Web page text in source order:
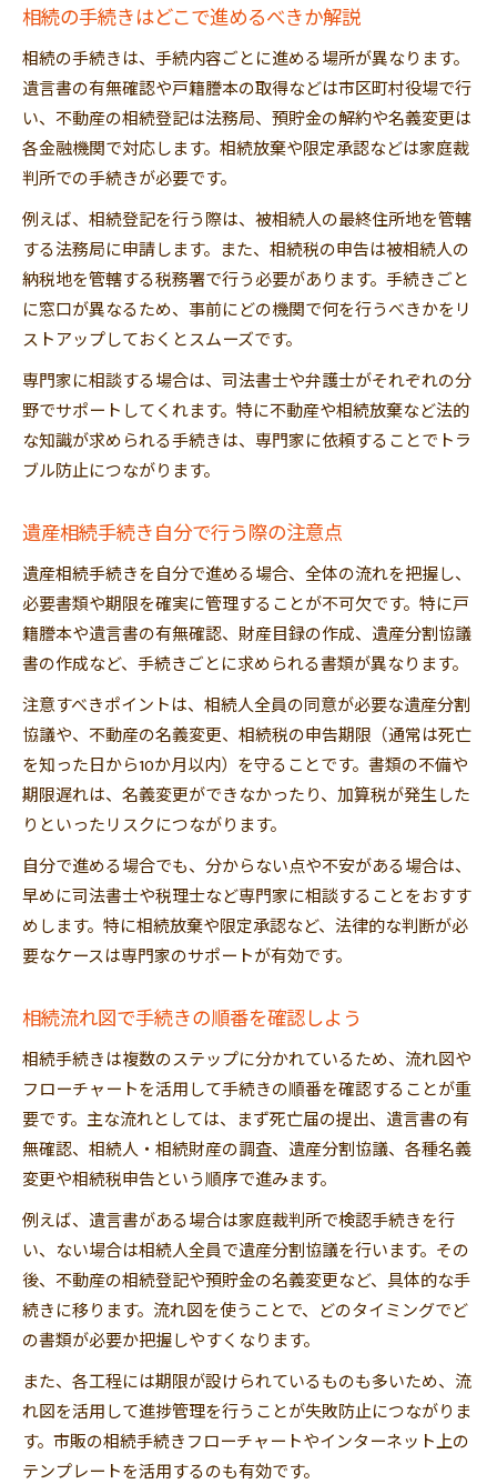
遺産分割協議書作成後の流れと注意点
公平な相続分配を実現する協議の進め方
遺産相続協議で揉めないための実践策
相続手続きを自分でする際のリスク対策法
相続手続きを自分で進める際の落とし穴
相続の流れを把握し失敗を防ぐ方法
司法書士に頼む場合と自分でする違い
相続放棄や限定承認の手続き上の注意
相続登記や法務局手続き時のリスク管理
相続の手続きはどこで進めるべきか解説
相続の手続きは、手続内容ごとに進める場所が異なります。
遺言書の有無確認や戸籍謄本の取得などは市区町村役場で行
い、不動産の相続登記は法務局、預貯金の解約や名義変更は
各金融機関で対応します。相続放棄や限定承認などは家庭裁
判所での手続きが必要です。
例えば、相続登記を行う際は、被相続人の最終住所地を管轄
する法務局に申請します。また、相続税の申告は被相続人の
納税地を管轄する税務署で行う必要があります。手続きごと
に窓口が異なるため、事前にどの機関で何を行うべきかをリ
ストアップしておくとスムーズです。
専門家に相談する場合は、司法書士や弁護士がそれぞれの分
野でサポートしてくれます。特に不動産や相続放棄など法的
な知識が求められる手続きは、専門家に依頼することでトラ
ブル防止につながります。
遺産相続手続き自分で行う際の注意点
遺産相続手続きを自分で進める場合、全体の流れを把握し、
必要書類や期限を確実に管理することが不可欠です。特に戸
籍謄本や遺言書の有無確認、財産目録の作成、遺産分割協議
書の作成など、手続きごとに求められる書類が異なります。
注意すべきポイントは、相続人全員の同意が必要な遺産分割
協議や、不動産の名義変更、相続税の申告期限（通常は死亡
を知った日から10か月以内）を守ることです。書類の不備や
期限遅れは、名義変更ができなかったり、加算税が発生した
りといったリスクにつながります。
自分で進める場合でも、分からない点や不安がある場合は、
早めに司法書士や税理士など専門家に相談することをおすす
めします。特に相続放棄や限定承認など、法律的な判断が必
要なケースは専門家のサポートが有効です。
相続流れ図で手続きの順番を確認しよう
相続手続きは複数のステップに分かれているため、流れ図や
フローチャートを活用して手続きの順番を確認することが重
要です。主な流れとしては、まず死亡届の提出、遺言書の有
無確認、相続人・相続財産の調査、遺産分割協議、各種名義
変更や相続税申告という順序で進みます。
例えば、遺言書がある場合は家庭裁判所で検認手続きを行
い、ない場合は相続人全員で遺産分割協議を行います。その
後、不動産の相続登記や預貯金の名義変更など、具体的な手
続きに移ります。流れ図を使うことで、どのタイミングでど
の書類が必要か把握しやすくなります。
また、各工程には期限が設けられているものも多いため、流
れ図を活用して進捗管理を行うことが失敗防止につながりま
す。市販の相続手続きフローチャートやインターネット上の
テンプレートを活用するのも有効です。